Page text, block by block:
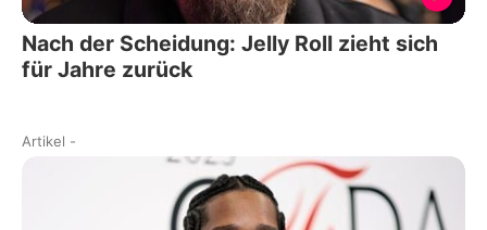
Nach der Scheidung: Jelly Roll zieht sich
für Jahre zurück
Artikel -